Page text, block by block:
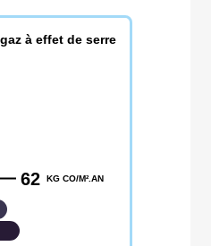
à effet de serre
62 KG CO/M².AN